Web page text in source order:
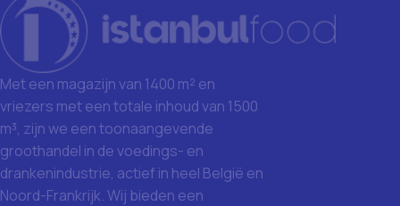
Met een magazijn van 1400 m² en
vriezers met een totale inhoud van 1500
m³, zijn we een toonaangevende
groothandel in de voedings- en
drankenindustrie, actief in heel België en
Noord-Frankrijk. Wij bieden een